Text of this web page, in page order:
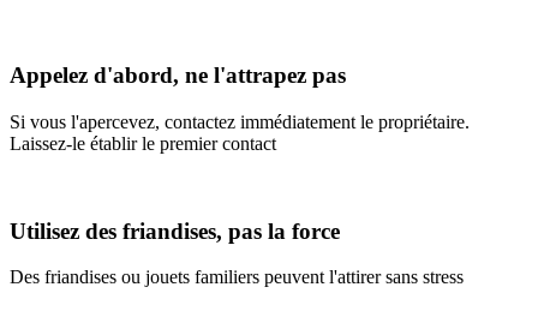
Appelez d'abord, ne l'attrapez pas
Si vous l'apercevez, contactez immédiatement le propriétaire.
Laissez-le établir le premier contact
Utilisez des friandises, pas la force
Des friandises ou jouets familiers peuvent l'attirer sans stress